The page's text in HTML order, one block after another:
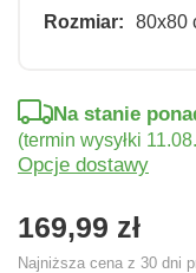
Rozmiar: 80x80
169,99 zł
Najniższa cena z 30 dni
Na stanie
(termin wysyłki
Opcje dostawy